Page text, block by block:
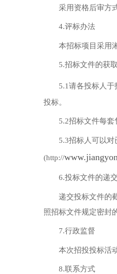
采用资格后审方
4.评标办法
本招标项目采用
5.招标文件的获取
5.1请各投标人
投标。
5.2招标文件每套
5.3招标人可以
(http://
6.投标文件的递交
递交投标文件的
照招标文件规定密封
7.行政监督
本次招投投标活
8.联系方式